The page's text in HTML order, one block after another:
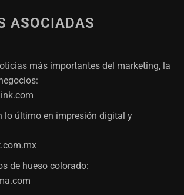
ASOCIADAS
más importantes del marketing, la
lo último en impresión digital y
de hueso colorado: